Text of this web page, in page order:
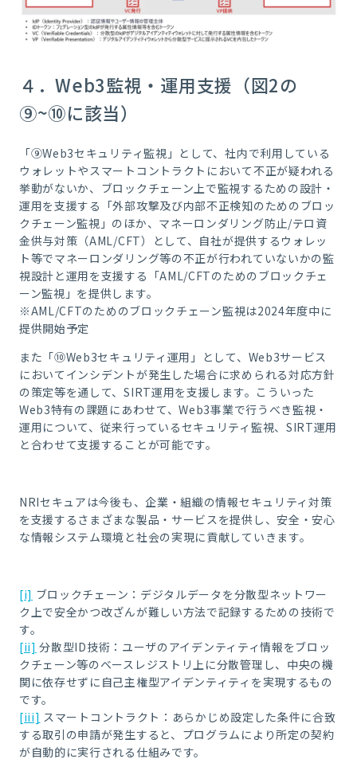
４．Web3監視・運用支援（図2の
⑨~⑩に該当）
「⑨Web3セキュリティ監視」として、社内で利用している
ウォレットやスマートコントラクトにおいて不正が疑われる
挙動がないか、ブロックチェーン上で監視するための設計・
運用を支援する「外部攻撃及び内部不正検知のためのブロッ
クチェーン監視」のほか、マネーロンダリング防止/テロ資
金供与対策（AML/CFT）として、自社が提供するウォレッ
ト等でマネーロンダリング等の不正が行われていないかの監
視設計と運用を支援する「AML/CFTのためのブロックチェ
ーン監視」を提供します。
※AML/CFTのためのブロックチェーン監視は2024年度中に
提供開始予定
また「⑩Web3セキュリティ運用」として、Web3サービス
においてインシデントが発生した場合に求められる対応方針
の策定等を通して、SIRT運用を支援します。こういった
Web3特有の課題にあわせて、Web3事業で行うべき監視・
運用について、従来行っているセキュリティ監視、SIRT運用
と合わせて支援することが可能です。
NRIセキュアは今後も、企業・組織の情報セキュリティ対策
を支援するさまざまな製品・サービスを提供し、安全・安心
な情報システム環境と社会の実現に貢献していきます。
[i] ブロックチェーン：デジタルデータを分散型ネットワー
ク上で安全かつ改ざんが難しい方法で記録するための技術で
す。
[ii] 分散型ID技術：ユーザのアイデンティティ情報をブロッ
クチェーン等のベースレジストリ上に分散管理し、中央の機
関に依存せずに自己主権型アイデンティティを実現するもの
です。
[iii] スマートコントラクト：あらかじめ設定した条件に合致
する取引の申請が発生すると、プログラムにより所定の契約
が自動的に実行される仕組みです。